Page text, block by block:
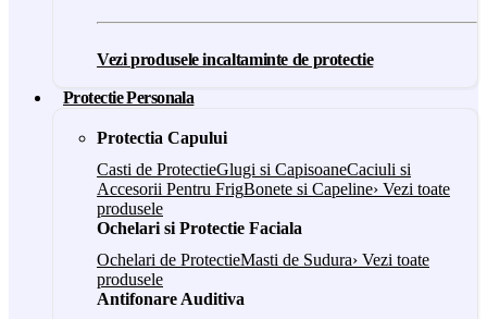
Vezi produsele incaltaminte de protectie
Protectie Personala
Protectia Capului
Casti de ProtectieGlugi si CapisoaneCaciuli si
Accesorii Pentru FrigBonete si Capeline› Vezi toate
produsele
Ochelari si Protectie Faciala
Ochelari de ProtectieMasti de Sudura› Vezi toate
produsele
Antifonare Auditiva